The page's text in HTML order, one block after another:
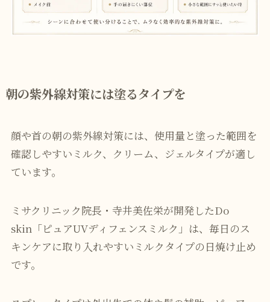
朝の紫外線対策には塗るタイプを
顔や首の朝の紫外線対策には、使用量と塗った範囲を
確認しやすいミルク、クリーム、ジェルタイプが適し
ています。
ミサクリニック院長・寺井美佐栄が開発したDo
skin「ピュアUVディフェンスミルク」は、毎日のス
キンケアに取り入れやすいミルクタイプの日焼け止め
です。